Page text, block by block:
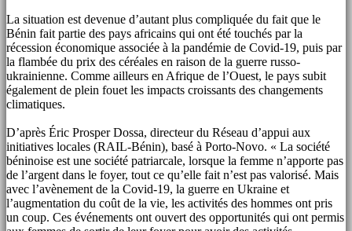
La situation est devenue d’autant plus compliquée du fait que le
Bénin fait partie des pays africains qui ont été touchés par la
récession économique associée à la pandémie de Covid-19, puis par
la flambée du prix des céréales en raison de la guerre russo-
ukrainienne. Comme ailleurs en Afrique de l’Ouest, le pays subit
également de plein fouet les impacts croissants des changements
climatiques.
D’après Éric Prosper Dossa, directeur du Réseau d’appui aux
initiatives locales (RAIL-Bénin), basé à Porto-Novo. « La société
béninoise est une société patriarcale, lorsque la femme n’apporte pas
de l’argent dans le foyer, tout ce qu’elle fait n’est pas valorisé. Mais
avec l’avènement de la Covid-19, la guerre en Ukraine et
l’augmentation du coût de la vie, les activités des hommes ont pris
un coup. Ces événements ont ouvert des opportunités qui ont permis